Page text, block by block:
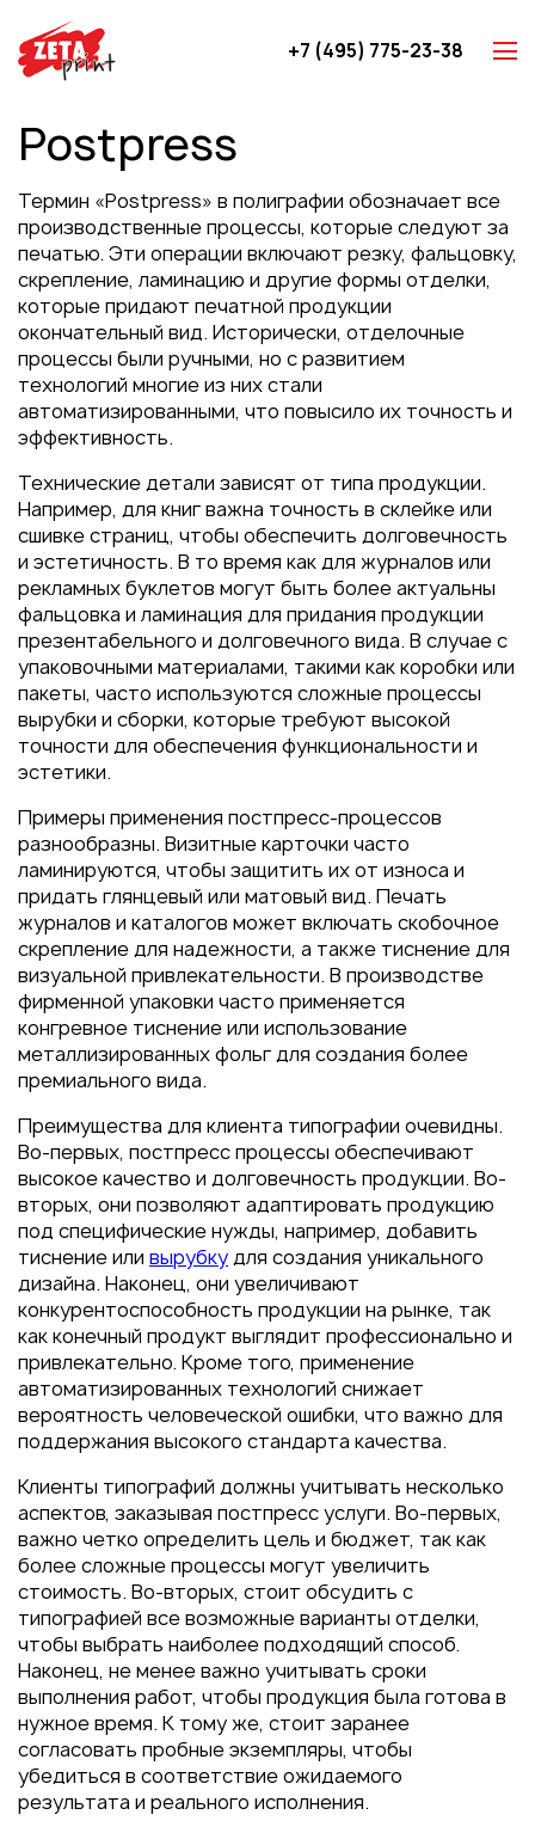
Брошюры
Игральные карты
Каталоги
Листовки
Книги
Папки
Календари
Блокноты с логотипом
Пакеты
Конверты
Журналы
Полиграфия для выставок
под ключ
Полиграфия к выборам 2026
+7 (495) 775-23-38
Postpress
Термин «Postpress» в полиграфии обозначает все
производственные процессы, которые следуют за
печатью. Эти операции включают резку, фальцовку,
скрепление, ламинацию и другие формы отделки,
которые придают печатной продукции
окончательный вид. Исторически, отделочные
процессы были ручными, но с развитием
технологий многие из них стали
автоматизированными, что повысило их точность и
эффективность.
Технические детали зависят от типа продукции.
Например, для книг важна точность в склейке или
сшивке страниц, чтобы обеспечить долговечность
и эстетичность. В то время как для журналов или
рекламных буклетов могут быть более актуальны
фальцовка и ламинация для придания продукции
презентабельного и долговечного вида. В случае с
упаковочными материалами, такими как коробки или
пакеты, часто используются сложные процессы
вырубки и сборки, которые требуют высокой
точности для обеспечения функциональности и
эстетики.
Примеры применения постпресс-процессов
разнообразны. Визитные карточки часто
ламинируются, чтобы защитить их от износа и
придать глянцевый или матовый вид. Печать
журналов и каталогов может включать скобочное
скрепление для надежности, а также тиснение для
визуальной привлекательности. В производстве
фирменной упаковки часто применяется
конгревное тиснение или использование
металлизированных фольг для создания более
премиального вида.
Преимущества для клиента типографии очевидны.
Во-первых, постпресс процессы обеспечивают
высокое качество и долговечность продукции. Во-
вторых, они позволяют адаптировать продукцию
под специфические нужды, например, добавить
тиснение или вырубкудля создания уникального
дизайна. Наконец, они увеличивают
конкурентоспособность продукции на рынке, так
как конечный продукт выглядит профессионально и
привлекательно. Кроме того, применение
автоматизированных технологий снижает
вероятность человеческой ошибки, что важно для
поддержания высокого стандарта качества.
Клиенты типографий должны учитывать несколько
аспектов, заказывая постпресс услуги. Во-первых,
важно четко определить цель и бюджет, так как
более сложные процессы могут увеличить
стоимость. Во-вторых, стоит обсудить с
типографией все возможные варианты отделки,
чтобы выбрать наиболее подходящий способ.
Наконец, не менее важно учитывать сроки
выполнения работ, чтобы продукция была готова в
нужное время. К тому же, стоит заранее
согласовать пробные экземпляры, чтобы
убедиться в соответствие ожидаемого
результата и реального исполнения.